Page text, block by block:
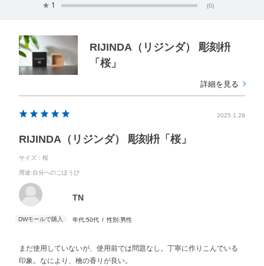
★ 1 (0)
RIJINDA（リジンダ） 彫刻枡
「桜」
詳細を見る
2025.1.28
RIJINDA（リジンダ） 彫刻枡「桜」
サイズ：桜
用途:自分へのごほうび
TN
年代:50代 性別:男性
まだ使用していないが、使用前では問題なし。丁寧に作りこんでいる
印象。なにより、檜の香りが良い。